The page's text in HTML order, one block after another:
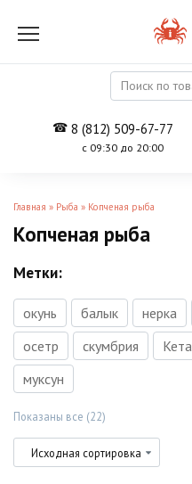
содержанию
Search
for:
8 (812) 509-67-77
с 09:30 до 20:00
Главная » Рыба » Копченая рыба
Копченая рыба
Метки:
окунь балык нерка
осетр
скумбрия Кета
муксун
Показаны все (22)